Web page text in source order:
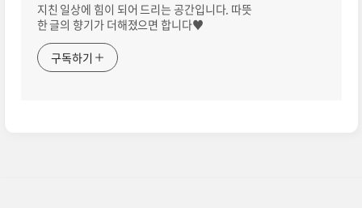
지친 일상에 힘이 되어 드리는 공간입니다. 따뜻
한 글의 향기가 더해졌으면 합니다♥
구독하기